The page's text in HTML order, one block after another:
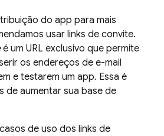
do app para mais
usar links de convite.
é um URL exclusivo que permite
os endereços de e-mail
e testarem um app. Essa é
de aumentar sua base de
de uso dos links de